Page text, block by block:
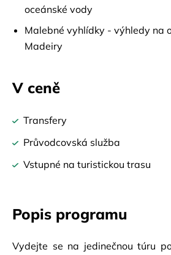
oceánské vody
Malebné vyhlídky - výhledy na
Madeiry
V ceně
Transfery
Průvodcovská služba
Vstupné na turistickou trasu
Popis programu
Vydejte se na jedinečnou túru